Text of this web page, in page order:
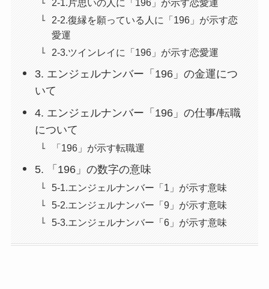
2-1.片思いの人に「196」が示す恋愛運
2-2.復縁を願っている人に「196」が示す恋
愛運
2-3.ツインレイに「196」が示す恋愛運
3. エンジェルナンバー「196」の金運につ
いて
4. エンジェルナンバー「196」の仕事/転職
について
「196」が示す転職運
5. 「196」の数字の意味
5-1.エンジェルナンバー「1」が示す意味
5-2.エンジェルナンバー「9」が示す意味
5-3.エンジェルナンバー「6」が示す意味